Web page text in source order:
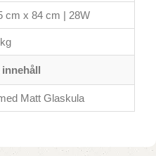
cm x 84 cm | 28W
innehåll
Matt Glaskula